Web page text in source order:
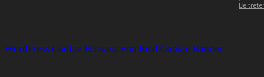
WordPress Cookie Hinweis von Real Cookie Banner